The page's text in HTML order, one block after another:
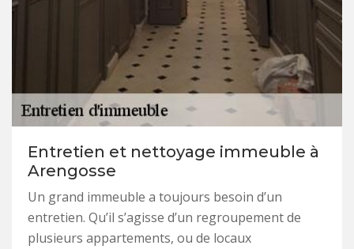
Entretien et nettoyage immeuble à
Arengosse
Un grand immeuble a toujours besoin d’un
entretien. Qu’il s’agisse d’un regroupement de
plusieurs appartements, ou de locaux